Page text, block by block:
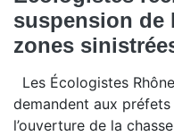
suspension de
zones
Les Écologistes
demandent aux
l’ouverture de la